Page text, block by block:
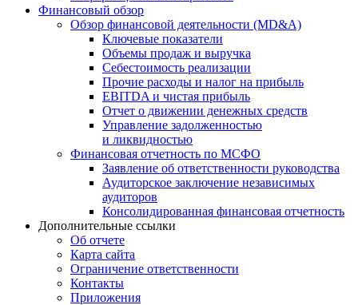
Финансовый обзор
Обзор финансовой деятельности (MD&A)
Ключевые показатели
Объемы продаж и выручка
Себестоимость реализации
Прочие расходы и налог на прибыль
EBITDA и чистая прибыль
Отчет о движении денежных средств
Управление задолженностью
и ликвидностью
Финансовая отчетность по МСФО
Заявление об ответственности руководства
Аудиторское заключение независимых
аудиторов
Консолидированная финансовая отчетность
Дополнительные ссылки
Об отчете
Карта сайта
Ограничение ответственности
Контакты
Приложения